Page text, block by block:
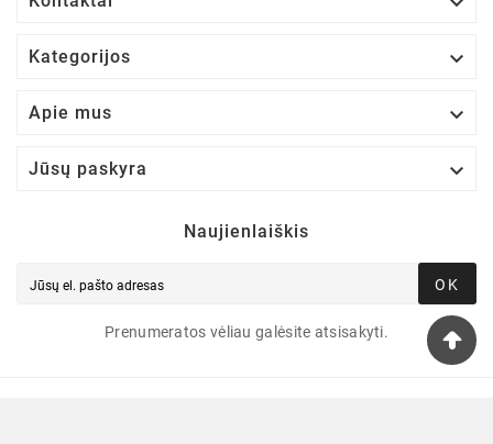
Kategorijos 
Apie mus 
Jūsų paskyra 
Naujienlaiškis
OK
Prenumeratos vėliau galėsite atsisakyti.